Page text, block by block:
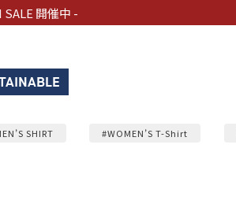
！ 8.8(Sat) - 8.16(Sun)
SHIRT #WOMEN’S T-Shirt